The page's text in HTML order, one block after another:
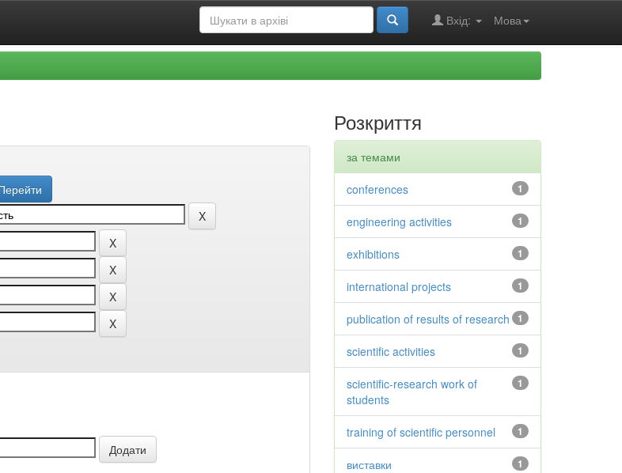
Мова
Вхід:
Розкриття
за темами
1
conferences
1
engineering activities
1
exhibitions
1
international projects
1
publication of results of research
1
scientific activities
1
scientific-research work of
students
1
training of scientific personnel
1
виставки